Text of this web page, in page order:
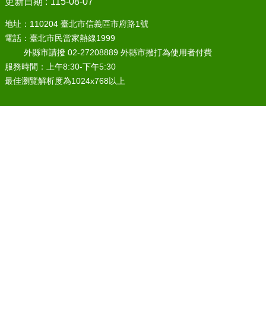
地址：110204 臺北市信義區市府路1號
電話：臺北市民當家熱線1999
外縣市請撥 02-27208889 外縣市撥打為使用者付費
服務時間：上午8:30-下午5:30
最佳瀏覽解析度為1024x768以上